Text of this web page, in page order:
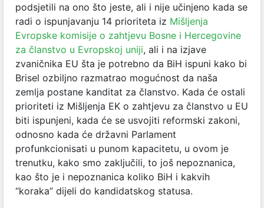
podsjetili na ono što jeste, ali i nije učinjeno kada se
radi o ispunjavanju 14 prioriteta iz Mišljenja
Evropske komisije o zahtjevu Bosne i Hercegovine
za članstvo u Evropskoj uniji, ali i na izjave
zvaničnika EU šta je potrebno da BiH ispuni kako bi
Brisel ozbiljno razmatrao mogućnost da naša
zemlja postane kanditat za članstvo. Kada će ostali
prioriteti iz Mišljenja EK o zahtjevu za članstvo u EU
biti ispunjeni, kada će se usvojiti reformski zakoni,
odnosno kada će državni Parlament
profunkcionisati u punom kapacitetu, u ovom je
trenutku, kako smo zaključili, to još nepoznanica,
kao što je i nepoznanica koliko BiH i kakvih
“koraka” dijeli do kandidatskog statusa.